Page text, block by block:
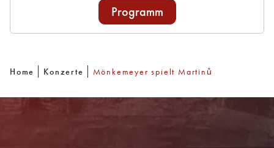
Programm
Home Konzerte Mönkemeyer spielt Martinů